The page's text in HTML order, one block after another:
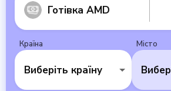
Готівка AMD
Країна
Виберіть країну
Місто